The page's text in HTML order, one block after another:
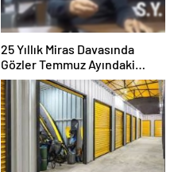
25 Yıllık Miras Davasında
Gözler Temmuz Ayındaki
Karar Duruşmasına Çevrildi